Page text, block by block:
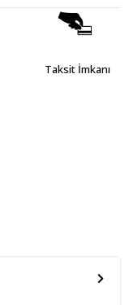
Taksit İmkanı